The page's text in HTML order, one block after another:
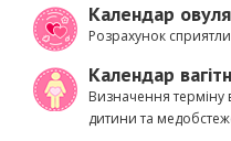
Календар
Розрахунок
Календар
Визначення терміну
дитини та